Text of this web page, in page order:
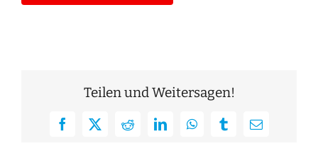
Teilen und Weitersagen!
Facebook
X RedditLinkedInWhatsAppTumblrE-